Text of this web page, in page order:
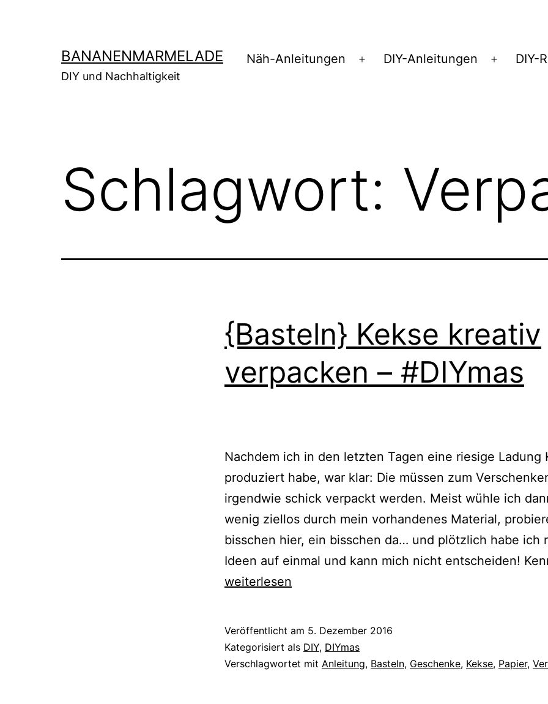
BANANENMARMELADE
DIY und Nachhaltigkeit
Näh-Anleitungen
Menü
DIY-Anleitungen
Menü
DIY-
Schlagwort:
{Basteln} Kekse kreativ
verpacken – #DIYmas
Nachdem ich in den letzten Tagen eine riesige Ladung
produziert habe, war klar: Die müssen zum
irgendwie schick verpackt werden. Meist wühle ich
wenig ziellos durch mein vorhandenes Material,
bisschen hier, ein bisschen da… und plötzlich habe ich
Ideen auf einmal und kann mich nicht entscheiden!
weiterlesen
Veröffentlicht am 5. Dezember 2016
Kategorisiert als DIY, DIYmas
Verschlagwortet mit Anleitung, Basteln, Geschenke, Kekse, Papier,